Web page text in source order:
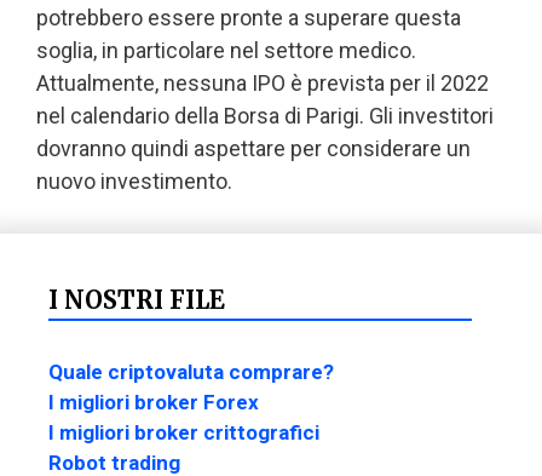
potrebbero essere pronte a superare questa
soglia, in particolare nel settore medico.
Attualmente, nessuna IPO è prevista per il 2022
nel calendario della Borsa di Parigi. Gli investitori
dovranno quindi aspettare per considerare un
nuovo investimento.
I NOSTRI FILE
Quale criptovaluta comprare?
I migliori broker Forex
I migliori broker crittografici
Robot trading